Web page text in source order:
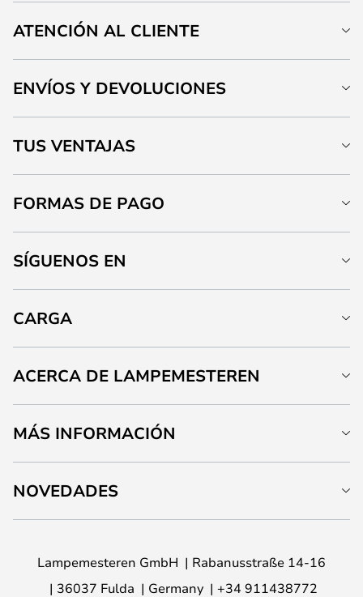
ATENCIÓN AL CLIENTE
ENVÍOS Y DEVOLUCIONES
TUS VENTAJAS
FORMAS DE PAGO
SÍGUENOS EN
CARGA
ACERCA DE LAMPEMESTEREN
MÁS INFORMACIÓN
NOVEDADES
Lampemesteren GmbH
Rabanusstraße 14-16
36037 Fulda
Germany +34 911438772